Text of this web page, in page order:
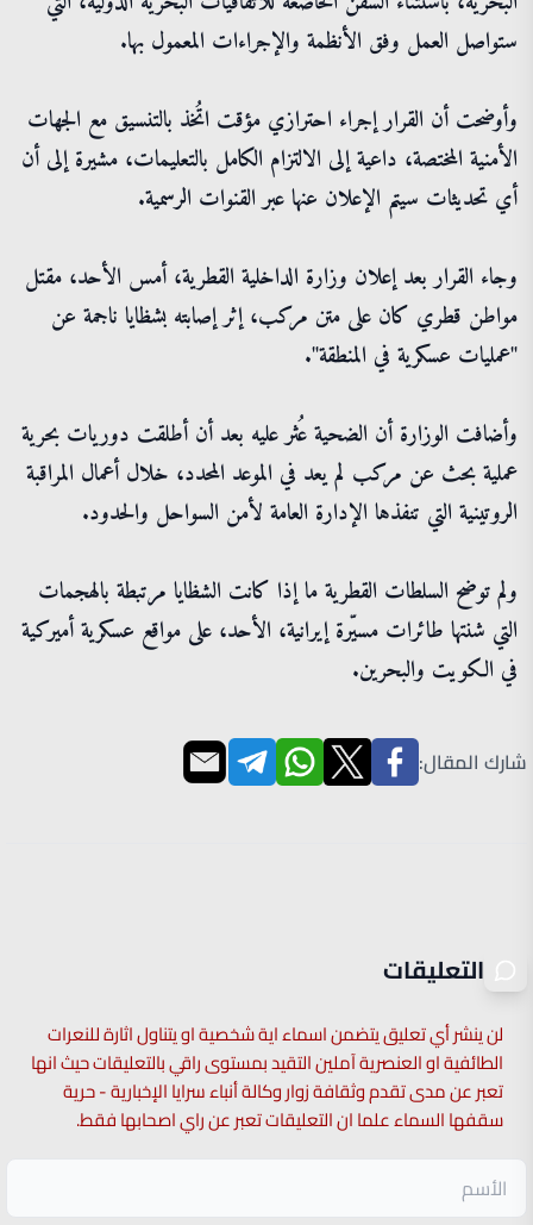
ستواصل العمل وفق الأنظمة والإجراءات المعمول بها.
وأوضحت أن القرار إجراء احترازي مؤقت اتُخذ بالتنسيق مع الجهات
الأمنية المختصة، داعية إلى الالتزام الكامل بالتعليمات، مشيرة إلى أن
أي تحديثات سيتم الإعلان عنها عبر القنوات الرسمية.
وجاء القرار بعد إعلان وزارة الداخلية القطرية، أمس الأحد، مقتل
مواطن قطري كان على متن مركب، إثر إصابته بشظايا ناجمة عن
"عمليات عسكرية في المنطقة".
وأضافت الوزارة أن الضحية عُثر عليه بعد أن أطلقت دوريات بحرية
عملية بحث عن مركب لم يعد في الموعد المحدد، خلال أعمال المراقبة
الروتينية التي تنفذها الإدارة العامة لأمن السواحل والحدود.
ولم توضح السلطات القطرية ما إذا كانت الشظايا مرتبطة بالهجمات
التي شنتها طائرات مسيّرة إيرانية، الأحد، على مواقع عسكرية أميركية
في الكويت والبحرين.
شارك المقال:
التعليقات
لن ينشر أي تعليق يتضمن اسماء اية شخصية او يتناول اثارة للنعرات
الطائفية او العنصرية آملين التقيد بمستوى راقي بالتعليقات حيث انها
تعبر عن مدى تقدم وثقافة زوار وكالة أنباء سرايا الإخبارية - حرية
سقفها السماء علما ان التعليقات تعبر عن راي اصحابها فقط.